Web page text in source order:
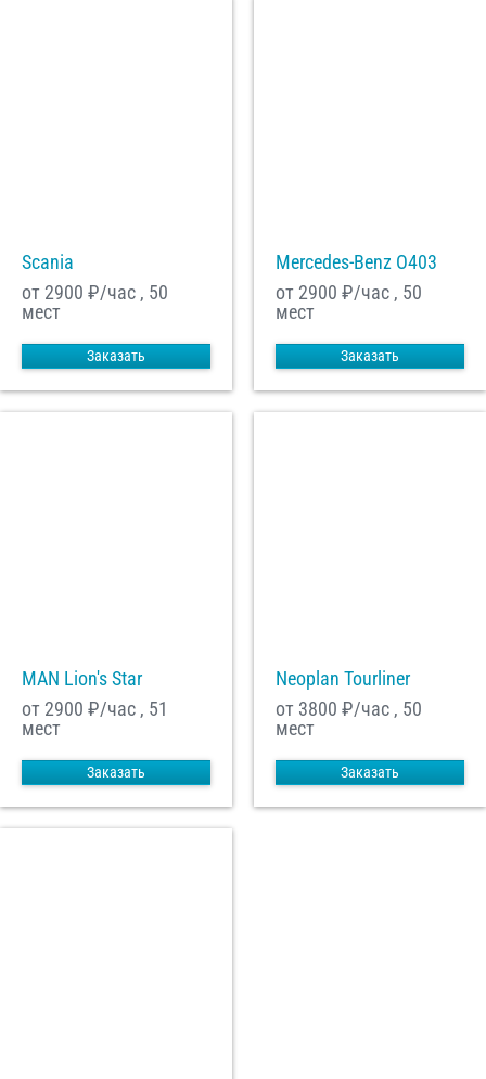
Scania
от 2900 ₽/час , 50
мест
Заказать
Mercedes-Benz О403
от 2900 ₽/час , 50
мест
Заказать
MAN Lion's Star
от 2900 ₽/час , 51
мест
Заказать
Neoplan Tourliner
от 3800 ₽/час , 50
мест
Заказать